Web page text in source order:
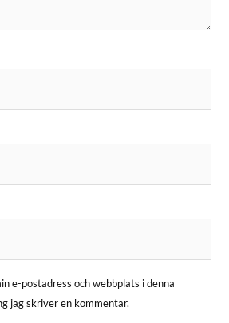
e-postadress och webbplats i denna
jag skriver en kommentar.